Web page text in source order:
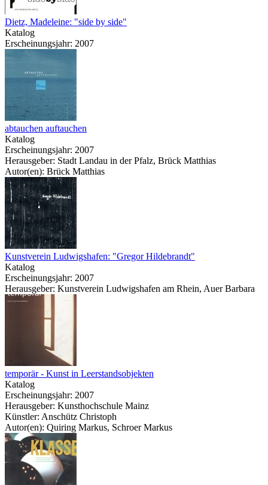
Dietz, Madeleine: "side by side"
Katalog
Erscheinungsjahr: 2007
abtauchen auftauchen
Katalog
Erscheinungsjahr: 2007
Herausgeber: Stadt Landau in der Pfalz, Brück Matthias
Autor(en): Brück Matthias
Kunstverein Ludwigshafen: "Gregor Hildebrandt"
Katalog
Erscheinungsjahr: 2007
Herausgeber: Kunstverein Ludwigshafen am Rhein, Auer Barbara
temporär - Kunst in Leerstandsobjekten
Katalog
Erscheinungsjahr: 2007
Herausgeber: Kunsthochschule Mainz
Künstler: Anschütz Christoph
Autor(en): Quiring Markus, Schroer Markus